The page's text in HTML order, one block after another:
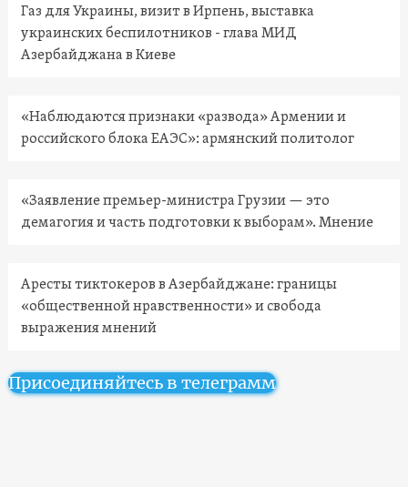
Газ для Украины, визит в Ирпень, выставка
украинских беспилотников - глава МИД
Азербайджана в Киеве
«Наблюдаются признаки «развода» Армении и
российского блока ЕАЭС»: армянский политолог
«Заявление премьер-министра Грузии — это
демагогия и часть подготовки к выборам». Мнение
Аресты тиктокеров в Азербайджане: границы
«общественной нравственности» и свобода
выражения мнений
Присоединяйтесь в телеграмм